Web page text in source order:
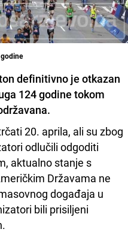
definitivno je otkazan
124 godine tokom
20. aprila, ali su zbog
odlučili odgoditi
aktualno stanje s
Državama ne
događaja u
bili prisiljeni